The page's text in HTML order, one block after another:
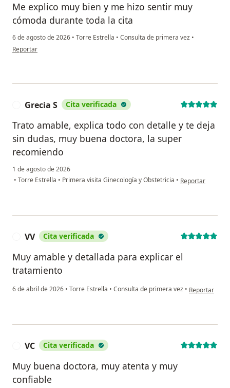
Me explico muy bien y me hizo sentir muy
cómoda durante toda la cita
6 de agosto de 2026 • Torre Estrella • Consulta de primera vez •
en opinión del usuario EC
Reportar
Grecia S Cita verificada
Trato amable, explica todo con detalle y te deja
sin dudas, muy buena doctora, la super
recomiendo
1 de agosto de 2026
• Torre Estrella • Primera visita Ginecología y Obstetricia • en opinión del
Reportar
VV Cita verificada
Muy amable y detallada para explicar el
tratamiento
6 de abril de 2026 • Torre Estrella • Consulta de primera vez • en opinión
Reportar
VC Cita verificada
Muy buena doctora, muy atenta y muy
confiable